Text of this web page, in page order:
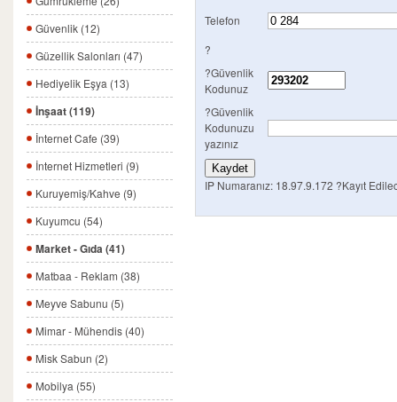
Güvenlik (12)
Güzellik Salonları (47)
Hediyelik Eşya (13)
İnşaat (119)
İnternet Cafe (39)
İnternet Hizmetleri (9)
Kuruyemiş/Kahve (9)
Kuyumcu (54)
Market - Gıda (41)
Matbaa - Reklam (38)
Meyve Sabunu (5)
Mimar - Mühendis (40)
Misk Sabun (2)
Mobilya (55)
Telefon
?
?Güvenlik
Kodunuz
?Güvenlik
Kodunuzu
yazınız
IP Numaranız: 18.97.9.172 ?Kayıt